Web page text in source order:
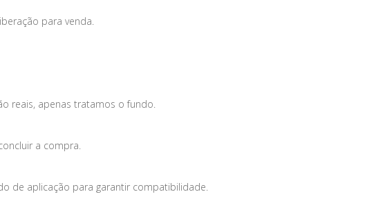
para venda.
reais, apenas tratamos o fundo.
a compra.
de aplicação para garantir compatibilidade.